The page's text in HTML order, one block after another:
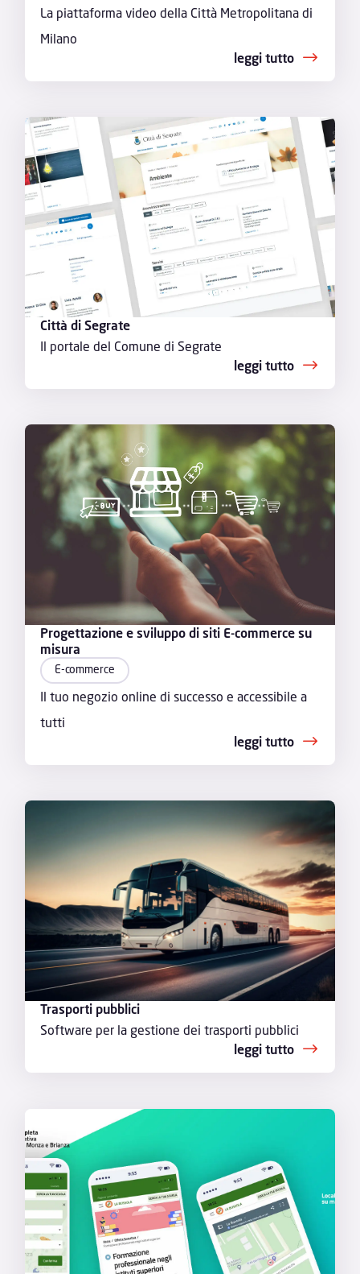
La piattaforma video della Città Metropolitana di
Milano
leggi tutto
Città di Segrate
Il portale del Comune di Segrate
leggi tutto
Progettazione e sviluppo di siti E-commerce su
misura
E-commerce
Il tuo negozio online di successo e accessibile a
tutti
leggi tutto
Trasporti pubblici
Software per la gestione dei trasporti pubblici
leggi tutto